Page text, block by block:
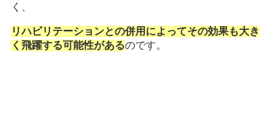
く、
リハビリテーションとの併用によってその効果も大き
く飛躍する可能性があるのです。